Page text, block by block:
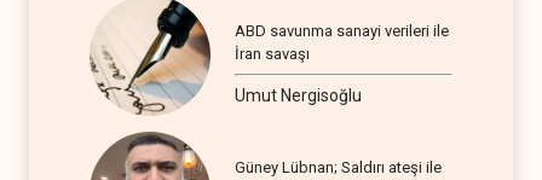
ABD savunma sanayi verileri ile
İran savaşı
Umut Nergisoğlu
Güney Lübnan; Saldırı ateşi ile